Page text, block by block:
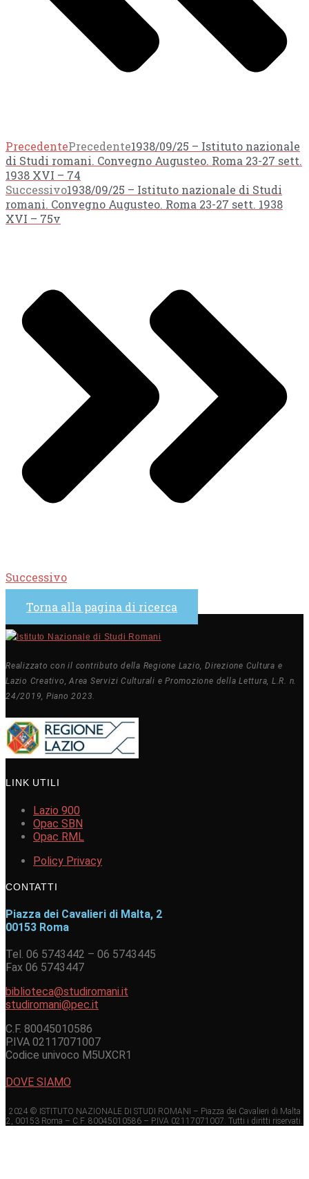
PrecedentePrecedente1938/09/25 – Istituto nazionale
di Studi romani. Convegno Augusteo. Roma 23-27 sett.
1938 XVI – 74
Successivo1938/09/25 – Istituto nazionale di Studi
romani. Convegno Augusteo. Roma 23-27 sett. 1938
XVI – 75v
Successivo
Torna alla pagina di ricerca
Realizzato con il contributo della Regione Lazio, Direzione Cultura e
Lazio Creativo, Area Servizi Culturali e Promozione della Lettura, L.R. n.
24/2019, Piano 2023.
LINK UTILI
Lazio 900
Opac SBN
Opac RML
Policy Privacy
CONTATTI
Piazza dei Cavalieri di Malta, 2
00153 Roma
Tel. 06 5743442 – 06 5743445
Fax 06 5743447
biblioteca@studiromani.it
studiromani@pec.it
C.F. 80045010586
P.IVA 02117071007
Codice univoco M5UXCR1
DOVE SIAMO
2024 © ISTITUTO NAZIONALE DI STUDI ROMANI – Piazza dei Cavalieri di Malta
2, 00153 Roma – C.F. 80045010586 – P.IVA 02117071007. Tutti i diritti riservati.